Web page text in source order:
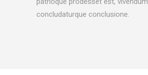
concludaturque conclusione.